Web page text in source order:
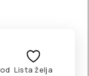
Lista želja